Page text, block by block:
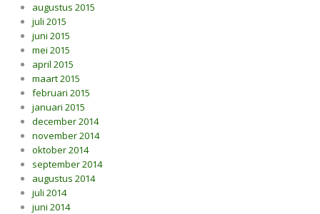
augustus 2015
juli 2015
juni 2015
mei 2015
april 2015
maart 2015
februari 2015
januari 2015
december 2014
november 2014
oktober 2014
september 2014
augustus 2014
juli 2014
juni 2014